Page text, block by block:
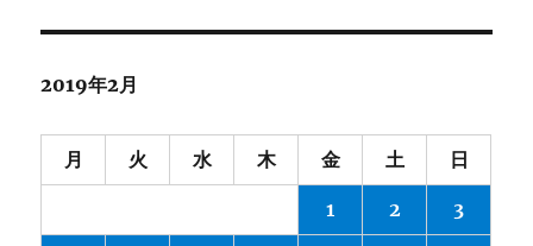
2019年2月
月 火 水 木 金 土 日
1 2 3